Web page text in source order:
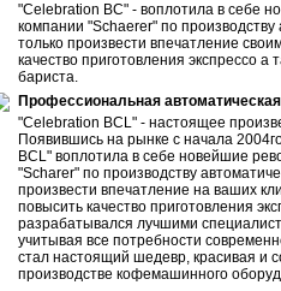
"Celebration BC" - воплотила в себе
компании "Schaerer" по
только произвести впечатление
качество приготовления экспрессо
бариста.
Профессиональная
"Celebration BCL" - настоящее
Появившись на рынке с начала
BCL" воплотила в себе новейшие
"Scharer" по производству
произвести впечатление на ваших
повысить качество приготовления
разрабатывался лучшими
учитывая все потребности
стал настоящий шедевр, красивая и
производстве кофемашинного